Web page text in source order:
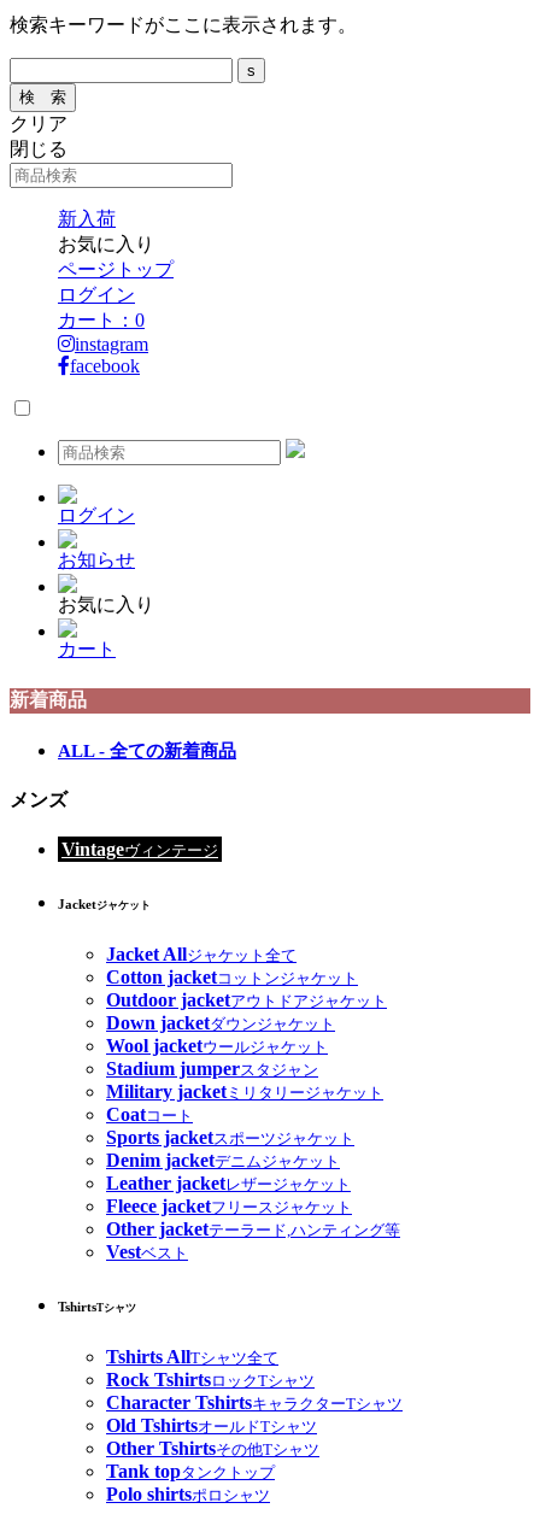
検索キーワードがここに表示されます。
クリア
閉じる
新入荷
お気に入り
ページトップ
ログイン
カート： 0
instagram
facebook
ログイン
お知らせ
お気に入り
カート
新着商品
ALL - 全ての新着商品
メンズ
Vintageヴィンテージ
Jacketジャケット
Jacket Allジャケット全て
Cotton jacketコットンジャケット
Outdoor jacketアウトドアジャケット
Down jacketダウンジャケット
Wool jacketウールジャケット
Stadium jumperスタジャン
Military jacketミリタリージャケット
Coatコート
Sports jacketスポーツジャケット
Denim jacketデニムジャケット
Leather jacketレザージャケット
Fleece jacketフリースジャケット
Other jacketテーラード,ハンティング等
Vestベスト
TshirtsTシャツ
Tshirts AllTシャツ全て
Rock TshirtsロックTシャツ
Character TshirtsキャラクターTシャツ
Old TshirtsオールドTシャツ
Other Tshirtsその他Tシャツ
Tank topタンクトップ
Polo shirtsポロシャツ